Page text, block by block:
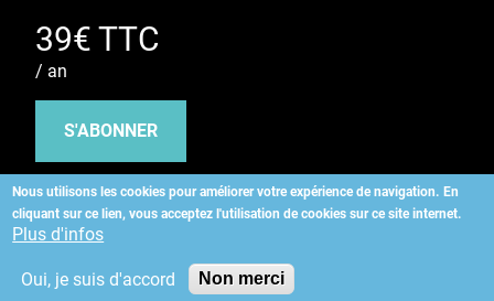
Nous utilisons les cookies pour améliorer votre expérience de navigation. En
cliquant sur ce lien, vous acceptez l'utilisation de cookies sur ce site internet.
Plus d'infos
Oui, je suis d'accord Non merci
39€ TTC
/ an
S'ABONNER
Copyright©2026 ALLIEDHEALTH
KAURIWEB